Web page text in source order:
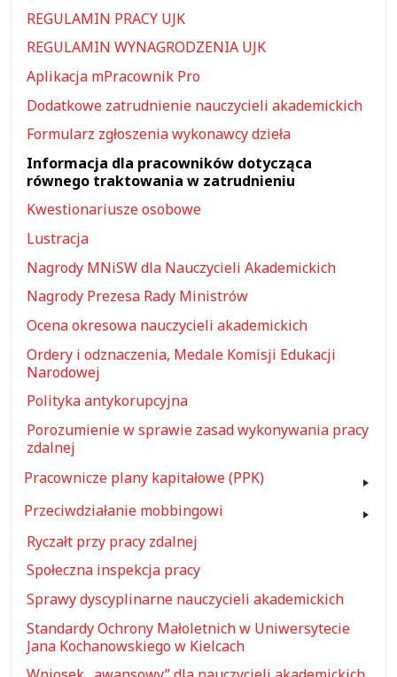
REGULAMIN PRACY UJK
REGULAMIN WYNAGRODZENIA UJK
Aplikacja mPracownik Pro
Dodatkowe zatrudnienie nauczycieli akademickich
Formularz zgłoszenia wykonawcy dzieła
Informacja dla pracowników dotycząca
równego traktowania w zatrudnieniu
Kwestionariusze osobowe
Lustracja
Nagrody MNiSW dla Nauczycieli Akademickich
Nagrody Prezesa Rady Ministrów
Ocena okresowa nauczycieli akademickich
Ordery i odznaczenia, Medale Komisji Edukacji
Narodowej
Polityka antykorupcyjna
Porozumienie w sprawie zasad wykonywania pracy
zdalnej
Pracownicze plany kapitałowe (PPK)
Przeciwdziałanie mobbingowi
Ryczałt przy pracy zdalnej
Społeczna inspekcja pracy
Sprawy dyscyplinarne nauczycieli akademickich
Standardy Ochrony Małoletnich w Uniwersytecie
Jana Kochanowskiego w Kielcach